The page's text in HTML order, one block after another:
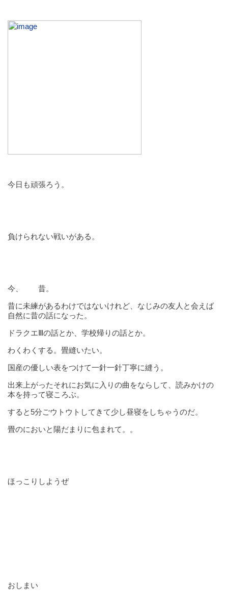
今日も頑張ろう。
負けられない戦いがある。
今、 昔。
昔に未練があるわけではないけれど、なじみの友人と会えば
自然に昔の話になった。
ドラクエⅢの話とか、学校帰りの話とか。
わくわくする。畳縫いたい。
国産の優しい表をつけて一針一針丁寧に縫う。
出来上がったそれにお気に入りの曲をならして、読みかけの
本を持って寝ころぶ。
すると5分ごウトウトしてきて少し昼寝をしちゃうのだ。
畳のにおいと陽だまりに包まれて。。
ほっこりしようぜ
おしまい